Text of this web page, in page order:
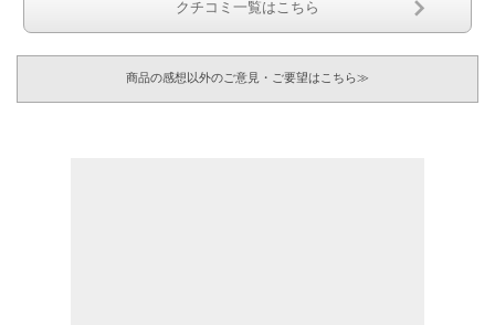
クチコミ一覧はこちら
商品の感想以外のご意見・ご要望はこちら≫